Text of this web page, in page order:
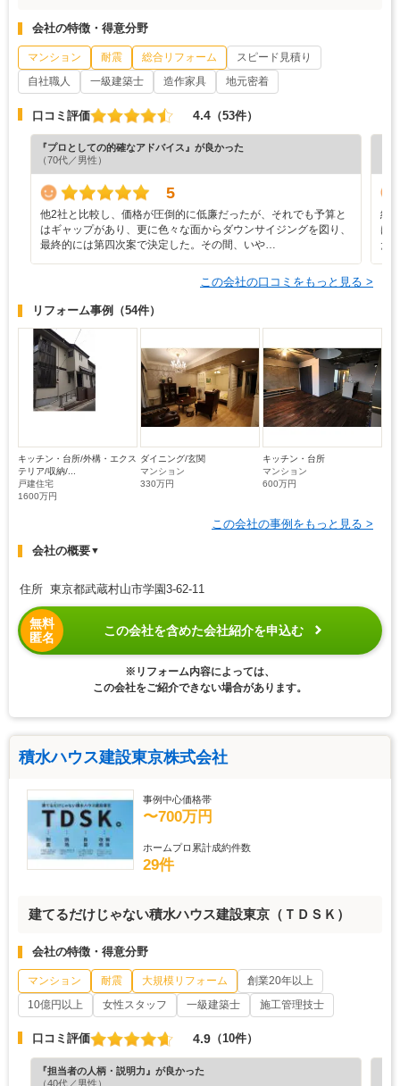
会社の特徴・得意分野
マンション 耐震 総合リフォーム
スピード見積り
自社職人
一級建築士 造作家具 地元密着
口コミ評価 4.4 （53件）
『プロとしての的確なアドバイス』が良かった
（70代／男性）
5
他2社と比較し、価格が圧倒的に低廉だったが、それでも予算と
はギャップがあり、更に色々な面からダウンサイジングを図り、
最終的には第四次案で決定した。その間、いや…
総
は
た
この会社の口コミをもっと見る >
リフォーム事例 （54件）
キッチン・台所/外構・エクス
テリア/収納/...
戸建住宅
1600万円
ダイニング/玄関
マンション
330万円
キッチン・台所
マンション
600万円
この会社の事例をもっと見る >
会社の概要▼
住所 東京都武蔵村山市学園3-62-11
無料
匿名
この会社を含めた会社紹介を申込む
※リフォーム内容によっては、
この会社をご紹介できない場合があります。
積水ハウス建設東京株式会社
事例中心価格帯
〜700万円
ホームプロ累計成約件数
29件
建てるだけじゃない積水ハウス建設東京（ＴＤＳＫ）
会社の特徴・得意分野
マンション 耐震 大規模リフォーム
創業20年以上
10億円以上
女性スタッフ 一級建築士 施工管理技士
口コミ評価 4.9 （10件）
『担当者の人柄・説明力』が良かった
（40代／男性）